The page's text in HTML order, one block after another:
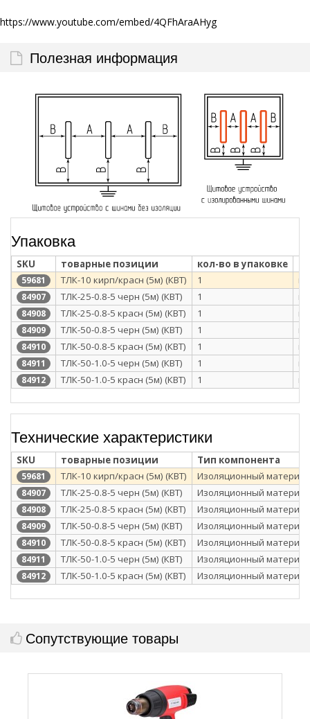
https://www.youtube.com/embed/4QFhAraAHyg
Полезная информация
Упаковка
SKU товарные позиции кол-во в упаковке
59681 ТЛК-10 кирп/красн (5м) (КВТ) 1 п/
84907 ТЛК-25-0.8-5 черн (5м) (КВТ) 1 п/
84908 ТЛК-25-0.8-5 красн (5м) (КВТ) 1 п/
84909 ТЛК-50-0.8-5 черн (5м) (КВТ) 1 п/
84910 ТЛК-50-0.8-5 красн (5м) (КВТ) 1 п/
84911 ТЛК-50-1.0-5 черн (5м) (КВТ) 1 п/
84912 ТЛК-50-1.0-5 красн (5м) (КВТ) 1 п/
Технические характеристики
SKU товарные позиции Тип компонента
59681 ТЛК-10 кирп/красн (5м) (КВТ) Изоляционный материал
84907 ТЛК-25-0.8-5 черн (5м) (КВТ) Изоляционный материал
84908 ТЛК-25-0.8-5 красн (5м) (КВТ) Изоляционный материал
84909 ТЛК-50-0.8-5 черн (5м) (КВТ) Изоляционный материал
84910 ТЛК-50-0.8-5 красн (5м) (КВТ) Изоляционный материал
84911 ТЛК-50-1.0-5 черн (5м) (КВТ) Изоляционный материал
84912 ТЛК-50-1.0-5 красн (5м) (КВТ) Изоляционный материал
Сопутствующие товары